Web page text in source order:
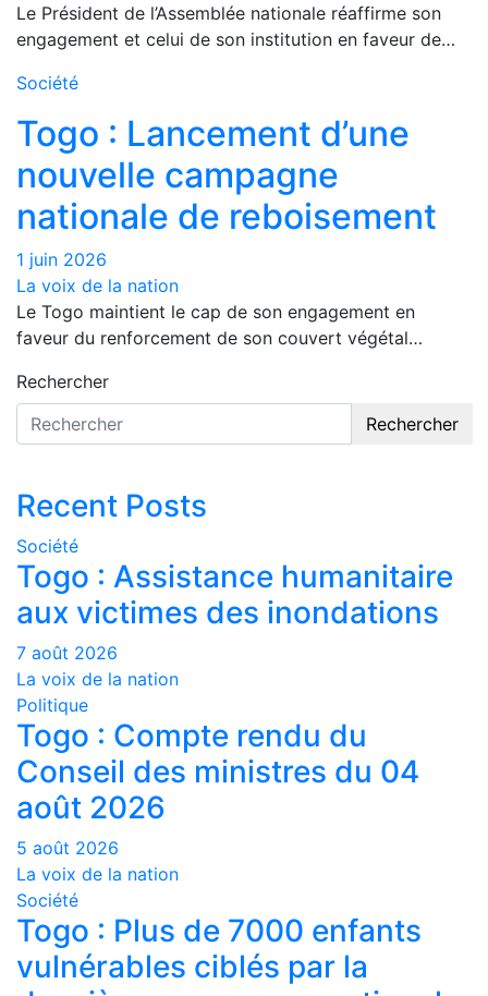
Le Président de l’Assemblée nationale réaffirme son
engagement et celui de son institution en faveur de…
Société
Togo : Lancement d’une
nouvelle campagne
nationale de reboisement
1 juin 2026
La voix de la nation
Le Togo maintient le cap de son engagement en
faveur du renforcement de son couvert végétal…
Rechercher
Rechercher
Recent Posts
Société
Togo : Assistance humanitaire
aux victimes des inondations
7 août 2026
La voix de la nation
Politique
Togo : Compte rendu du
Conseil des ministres du 04
août 2026
5 août 2026
La voix de la nation
Société
Togo : Plus de 7000 enfants
vulnérables ciblés par la